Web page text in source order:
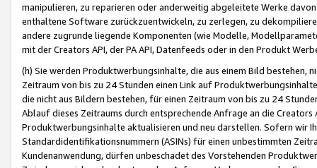
manipulieren, zu reparieren oder anderweitig abgeleitete Werke
enthaltene Software zurückzuentwickeln, zu zerlegen, zu
andere zugrunde liegende Komponenten (wie Modelle,
mit der Creators API, der PA API, Datenfeeds oder in den Produkt
(h) Sie werden Produktwerbungsinhalte, die aus einem Bild bestehen,
Zeitraum von bis zu 24 Stunden einen Link auf
die nicht aus Bildern bestehen, für einen Zeitraum von bis zu 24
Ablauf dieses Zeitraums durch entsprechende Anfrage an die
Produktwerbungsinhalte aktualisieren und neu darstellen. Sofern wir
Standardidentifikationsnummern (ASINs) für einen unbestimmten
Kundenanwendung, dürfen unbeschadet des Vorstehenden